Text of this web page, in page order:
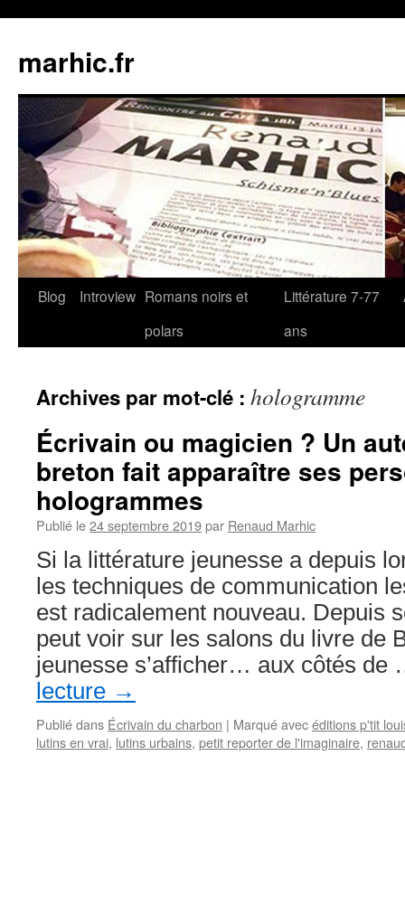
contenu
marhic.fr
Blog Introview Romans noirs et
polars
Littérature 7-77
ans
Archives par mot-clé : hologramme
Écrivain ou magicien ? Un
breton fait apparaître ses
hologrammes
Publié le24 septembre 2019par Renaud Marhic
Si la littérature jeunesse a depuis
les techniques de communication
est radicalement nouveau. Depuis
peut voir sur les salons du livre de
jeunesse s’afficher… aux côtés
lecture →
Publié dans Écrivain du charbon | Marqué avecéditions p'tit
lutins en vrai, lutins urbains, petit reporter de l'imaginaire,